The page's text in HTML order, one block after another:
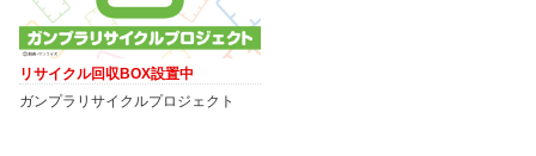
リサイクル回収BOX設置中
ガンプラリサイクルプロジェクト